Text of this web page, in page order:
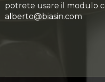
potrete usare il modulo
alberto@biasin.com